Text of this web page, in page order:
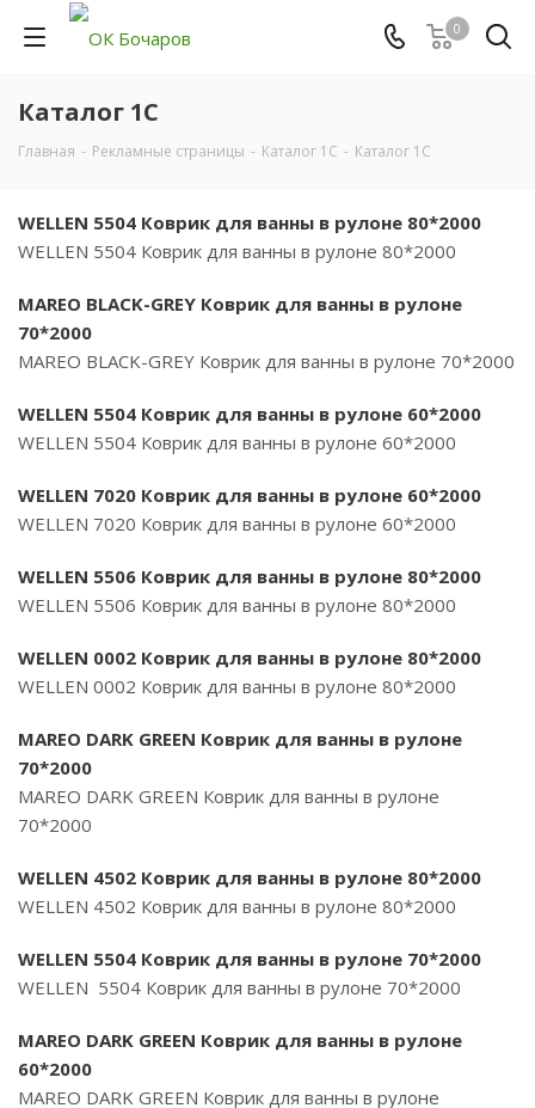
0
Каталог 1С
Главная - Рекламные страницы - Каталог 1С - Каталог 1С
WELLEN 5504 Коврик для ванны в рулоне 80*2000
WELLEN 5504 Коврик для ванны в рулоне 80*2000
MAREO BLACK-GREY Коврик для ванны в рулоне
70*2000
MAREO BLACK-GREY Коврик для ванны в рулоне 70*2000
WELLEN 5504 Коврик для ванны в рулоне 60*2000
WELLEN 5504 Коврик для ванны в рулоне 60*2000
WELLEN 7020 Коврик для ванны в рулоне 60*2000
WELLEN 7020 Коврик для ванны в рулоне 60*2000
WELLEN 5506 Коврик для ванны в рулоне 80*2000
WELLEN 5506 Коврик для ванны в рулоне 80*2000
WELLEN 0002 Коврик для ванны в рулоне 80*2000
WELLEN 0002 Коврик для ванны в рулоне 80*2000
MAREO DARK GREEN Коврик для ванны в рулоне
70*2000
MAREO DARK GREEN Коврик для ванны в рулоне
70*2000
WELLEN 4502 Коврик для ванны в рулоне 80*2000
WELLEN 4502 Коврик для ванны в рулоне 80*2000
WELLEN 5504 Коврик для ванны в рулоне 70*2000
WELLEN 5504 Коврик для ванны в рулоне 70*2000
MAREO DARK GREEN Коврик для ванны в рулоне
60*2000
MAREO DARK GREEN Коврик для ванны в рулоне